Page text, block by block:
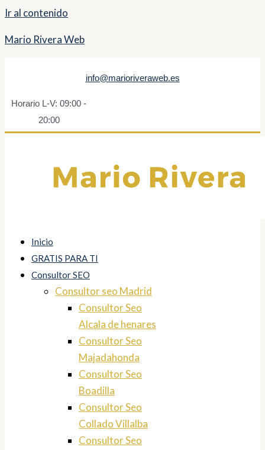
Ir al contenido
Mario Rivera Web
info@marioriveraweb.es
Horario L-V: 09:00 -
20:00
Inicio
GRATIS PARA TI
Consultor SEO
Consultor seo Madrid
Consultor Seo
Alcala de henares
Consultor Seo
Majadahonda
Consultor Seo
Boadilla
Consultor Seo
Collado Villalba
Consultor Seo